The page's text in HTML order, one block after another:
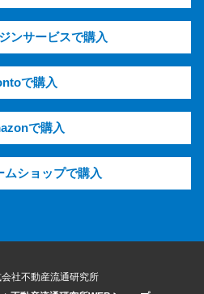
ンサービスで購入
で購入
で購入
ムショップで購入
社不動産流通研究所